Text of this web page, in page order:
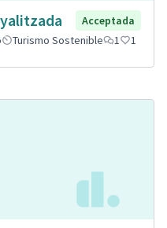
Acceptada
Turismo Sostenible 1 1